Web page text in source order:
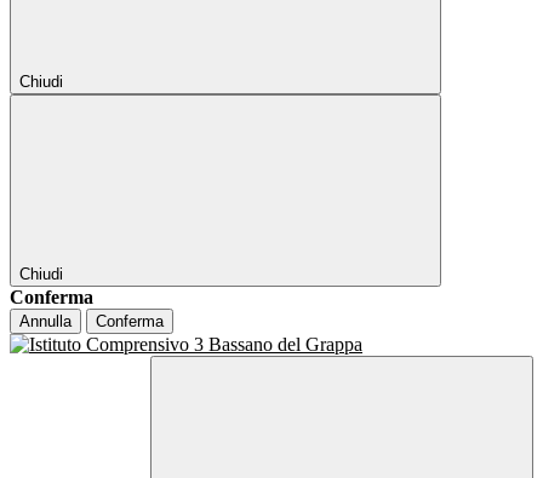
Chiudi
Chiudi
Conferma
Annulla Conferma